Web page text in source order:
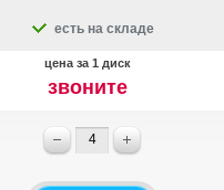
есть на складе
цена за 1 диск
звоните